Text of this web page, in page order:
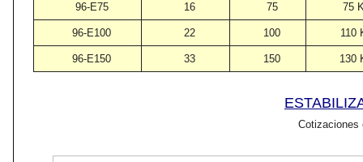
96-E75 16 75 75
96-E100 22 100 110
96-E150 33 150 130
Cotizaciones